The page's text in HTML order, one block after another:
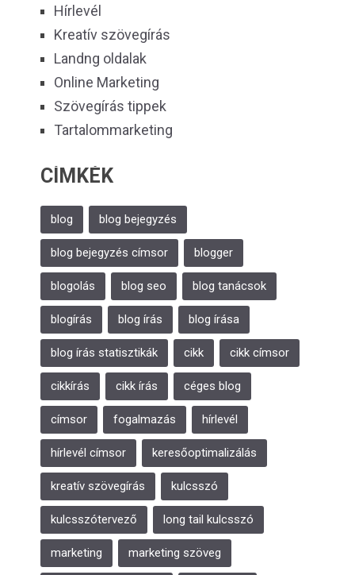
Hírlevél
Kreatív szövegírás
Landng oldalak
Online Marketing
Szövegírás tippek
Tartalommarketing
CÍMKÉK
blog blog bejegyzés
blog bejegyzés címsor blogger
blogolás blog seo blog tanácsok
blogírás blog írás blog írása
blog írás statisztikák cikk cikk címsor
cikkírás cikk írás céges blog
címsor fogalmazás hírlevél
hírlevél címsor keresőoptimalizálás
kreatív szövegírás kulcsszó
kulcsszótervező long tail kulcsszó
marketing marketing szöveg